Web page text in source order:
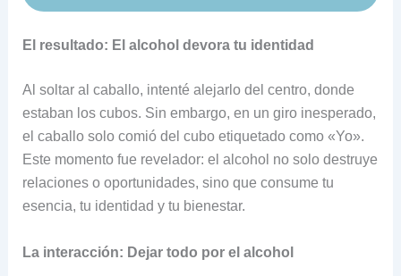
El resultado: El alcohol devora tu identidad
Al soltar al caballo, intenté alejarlo del centro, donde
estaban los cubos. Sin embargo, en un giro inesperado,
el caballo solo comió del cubo etiquetado como «Yo».
Este momento fue revelador: el alcohol no solo destruye
relaciones o oportunidades, sino que consume tu
esencia, tu identidad y tu bienestar.
La interacción: Dejar todo por el alcohol